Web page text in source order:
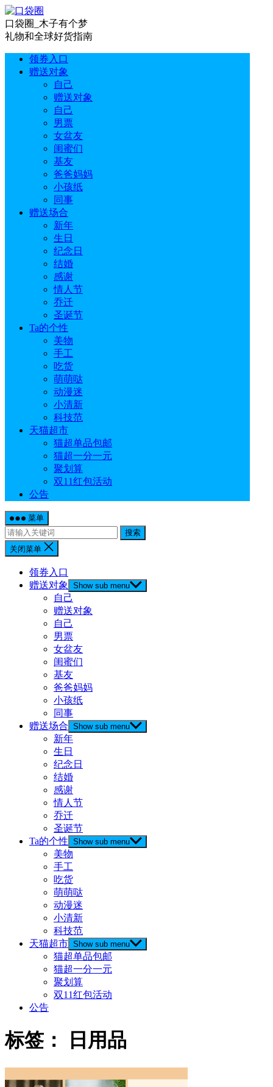
口袋圈_木子有个梦
礼物和全球好货指南
领券入口
赠送对象
自己
赠送对象
自己
男票
女盆友
闺蜜们
基友
爸爸妈妈
小孩纸
同事
赠送场合
新年
生日
纪念日
结婚
感谢
情人节
乔迁
圣诞节
Ta的个性
美物
手工
吃货
萌萌哒
动漫迷
小清新
科技范
天猫超市
猫超单品包邮
猫超一分一元
聚划算
双11红包活动
公告
菜单
搜索
关闭菜单
领券入口
赠送对象
Show sub menu
自己
赠送对象
自己
男票
女盆友
闺蜜们
基友
爸爸妈妈
小孩纸
同事
赠送场合 Show sub menu
新年
生日
纪念日
结婚
感谢
情人节
乔迁
圣诞节
Ta的个性 Show sub menu
美物
手工
吃货
萌萌哒
动漫迷
小清新
科技范
天猫超市 Show sub menu
猫超单品包邮
猫超一分一元
聚划算
双11红包活动
公告
标签： 日用品